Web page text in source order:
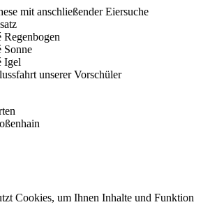
mit anschließender Eiersuche
Regenbogen
Sonne
Igel
unserer Vorschüler
Cookies, um Ihnen Inhalte und Funktion